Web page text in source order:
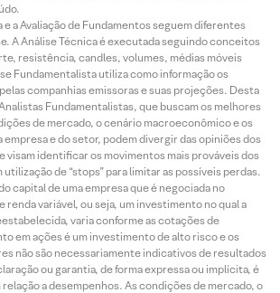
e a Avaliação de Fundamentos seguem diferentes
A Análise Técnica é executada seguindo conceitos
resistência, candles, volumes, médias móveis
Fundamentalista utiliza como informação os
companhias emissoras e suas projeções. Desta
Fundamentalistas, que buscam os melhores
de mercado, o cenário macroeconômico e os
e do setor, podem divergir das opiniões dos
visam identificar os movimentos mais prováveis dos
de “stops” para limitar as possíveis perdas.
capital de uma empresa que é negociada no
renda variável, ou seja, um investimento no qual a
varia conforme as cotações de
em ações é um investimento de alto risco e os
não são necessariamente indicativos de resultados
ou garantia, de forma expressa ou implícita, é
a desempenhos. As condições de mercado, o